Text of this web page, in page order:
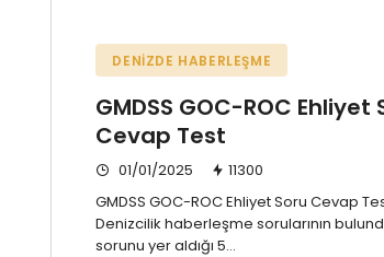
DENIZDE HABERLEŞME
GMDSS GOC-ROC Ehliyet
Cevap Test
01/01/2025
11300
GMDSS GOC-ROC Ehliyet Soru Cevap
Denizcilik haberleşme sorularının
sorunu yer aldığı 5…